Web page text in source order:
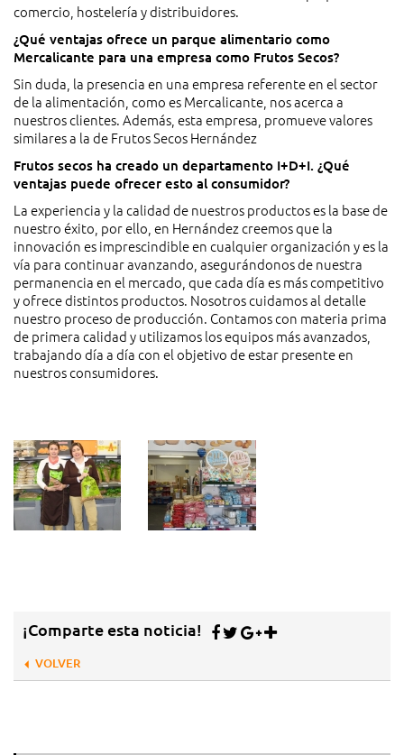
comercio, hostelería y distribuidores.
¿Qué ventajas ofrece un parque alimentario como
Mercalicante para una empresa como Frutos Secos?
Sin duda, la presencia en una empresa referente en el sector
de la alimentación, como es Mercalicante, nos acerca a
nuestros clientes. Además, esta empresa, promueve valores
similares a la de Frutos Secos Hernández
Frutos secos ha creado un departamento I+D+I. ¿Qué
ventajas puede ofrecer esto al consumidor?
La experiencia y la calidad de nuestros productos es la base de
nuestro éxito, por ello, en Hernández creemos que la
innovación es imprescindible en cualquier organización y es la
vía para continuar avanzando, asegurándonos de nuestra
permanencia en el mercado, que cada día es más competitivo
y ofrece distintos productos. Nosotros cuidamos al detalle
nuestro proceso de producción. Contamos con materia prima
de primera calidad y utilizamos los equipos más avanzados,
trabajando día a día con el objetivo de estar presente en
nuestros consumidores.
¡Comparte esta noticia!
VOLVER